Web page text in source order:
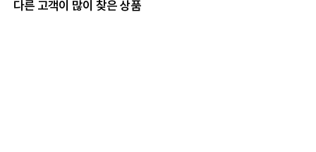
다른 고객이 많이 찾은 상품